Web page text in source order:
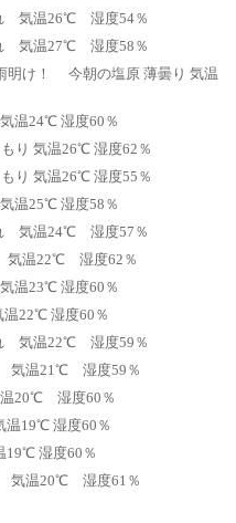
気温26℃ 湿度54％
気温27℃ 湿度58％
明け！ 今朝の塩原 薄曇り 気温
温24℃ 湿度60％
り 気温26℃ 湿度62％
り 気温26℃ 湿度55％
温25℃ 湿度58％
気温24℃ 湿度57％
気温22℃ 湿度62％
温23℃ 湿度60％
温22℃ 湿度60％
気温22℃ 湿度59％
気温21℃ 湿度59％
20℃ 湿度60％
温19℃ 湿度60％
19℃ 湿度60％
気温20℃ 湿度61％